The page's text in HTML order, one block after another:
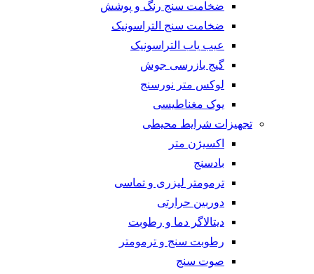
ضخامت سنج رنگ و پوشش
ضخامت سنج التراسونیک
عیب یاب التراسونیک
گیج بازرسی جوش
لوکس متر نورسنج
یوک مغناطیسی
تجهیزات شرایط محیطی
اکسیژن متر
بادسنج
ترمومتر لیزری و تماسی
دوربین حرارتی
دیتالاگر دما و رطوبت
رطوبت سنج و ترمومتر
صوت سنج